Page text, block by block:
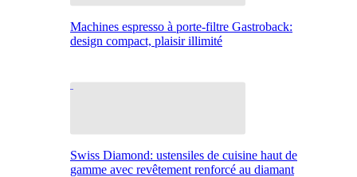
Machines espresso à porte-filtre Gastroback:
design compact, plaisir illimité
Swiss Diamond: ustensiles de cuisine haut de
gamme avec revêtement renforcé au diamant